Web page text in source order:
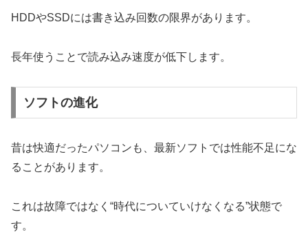
HDDやSSDには書き込み回数の限界があります。
長年使うことで読み込み速度が低下します。
ソフトの進化
昔は快適だったパソコンも、最新ソフトでは性能不足にな
ることがあります。
これは故障ではなく“時代についていけなくなる”状態で
す。